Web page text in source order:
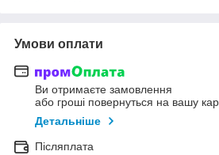
Умови оплати
Ви отримаєте замовлення
або гроші повернуться на вашу
Детальніше
Післяплата